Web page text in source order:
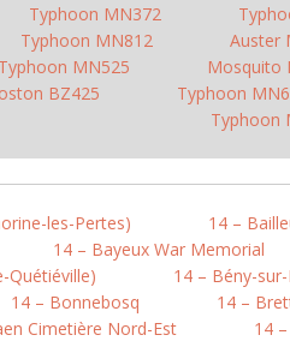
Typhoon MN372
Typhoon MN812 Auster
Typhoon MN525 Mosquito
BZ425 Typhoon
Typhoon
les-Pertes) 14 –
14 – Bayeux War Memorial
Quétiéville)
14 – Bény-
14 – Bonnebosq 14 –
Cimetière Nord-Est 14